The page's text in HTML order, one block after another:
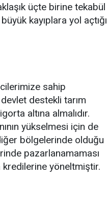
üçte birine tekabül
kayıplara yol açtığı
sahip
destekli tarım
altına almalıdır.
yükselmesi için de
bölgelerinde olduğu
pazarlanamaması
yöneltmiştir.